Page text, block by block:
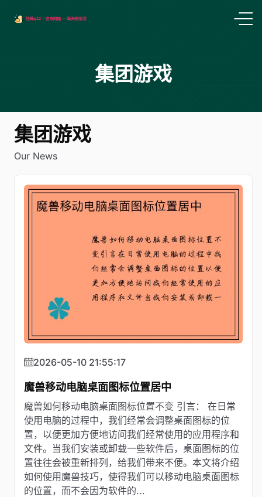
集团游戏
集团游戏
Our News
2026-05-10 21:55:17
魔兽移动电脑桌面图标位置居中
魔兽如何移动电脑桌面图标位置不变 引言： 在日常
使用电脑的过程中，我们经常会调整桌面图标的位
置，以便更加方便地访问我们经常使用的应用程序和
文件。当我们安装或卸载一些软件后，桌面图标的位
置往往会被重新排列，给我们带来不便。本文将介绍
如何使用魔兽技巧，使得我们可以移动电脑桌面图标
的位置，而不会因为软件的...